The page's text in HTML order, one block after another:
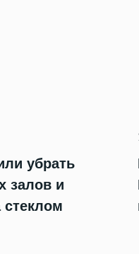
убрать
залов и
стеклом